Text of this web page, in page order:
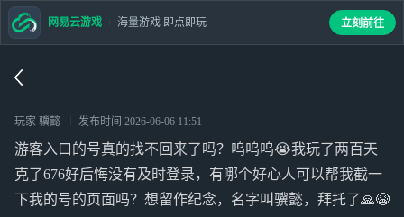
玩家 骥懿 发布时间 2026-06-06 11:51
游客入口的号真的找不回来了吗？呜呜呜😭我玩了两百天
克了676好后悔没有及时登录，有哪个好心人可以帮我截一
下我的号的页面吗？想留作纪念，名字叫骥懿，拜托了🙏😭
网易云游戏 海量游戏 即点即玩 立刻前往